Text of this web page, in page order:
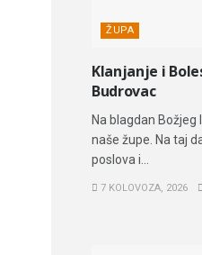
ŽUPA
Klanjanje i
Budrovac
Na blagdan Božjeg
naše župe. Na taj
poslova i...
7 KOLOVOZA, 2026